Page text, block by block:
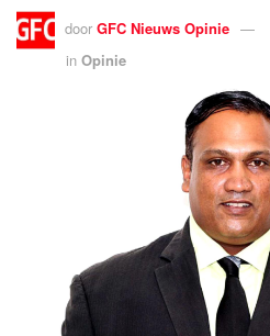
door GFC Nieuws Opinie
in Opinie